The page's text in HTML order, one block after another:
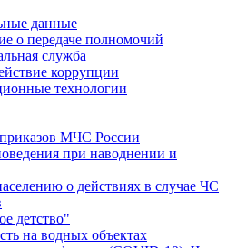
данные
о передаче полномочий
служба
коррупции
технологии
МЧС России
при наводнении и
о действиях в случае ЧС
детство"
на водных объектах